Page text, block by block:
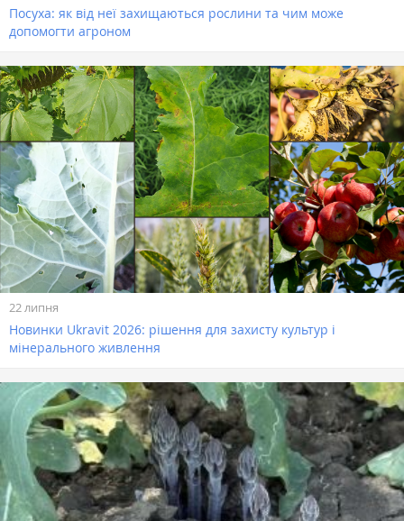
Посуха: як від неї захищаються рослини та чим може
допомогти агроном
22 липня
Новинки Ukravit 2026: рішення для захисту культур і
мінерального живлення